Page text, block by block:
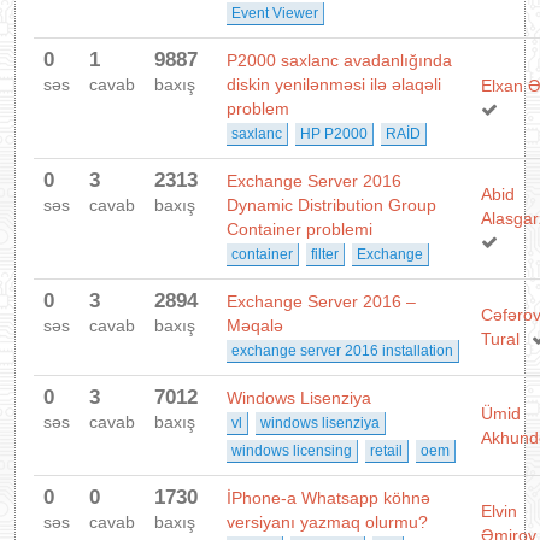
Event Viewer
0
səs
1
cavab
9887
baxış
P2000 saxlanc avadanlığında
diskin yenilənməsi ilə əlaqəli
problem
saxlanc HP P2000 RAİD
Elxan
0
səs
3
cavab
2313
baxış
Exchange Server 2016
Dynamic Distribution Group
Container problemi
container filter Exchange
Abid
0
səs
3
cavab
2894
baxış
Exchange Server 2016 –
Məqalə
exchange server 2016 installation
Cəfərov
Tural
0
səs
3
cavab
7012
baxış
Windows Lisenziya
vl
windows lisenziya
windows licensing
retail oem
Ümid
0
səs
0
cavab
1730
baxış
İPhone-a Whatsapp köhnə
versiyanı yazmaq olurmu?
Elvin
Əmirov